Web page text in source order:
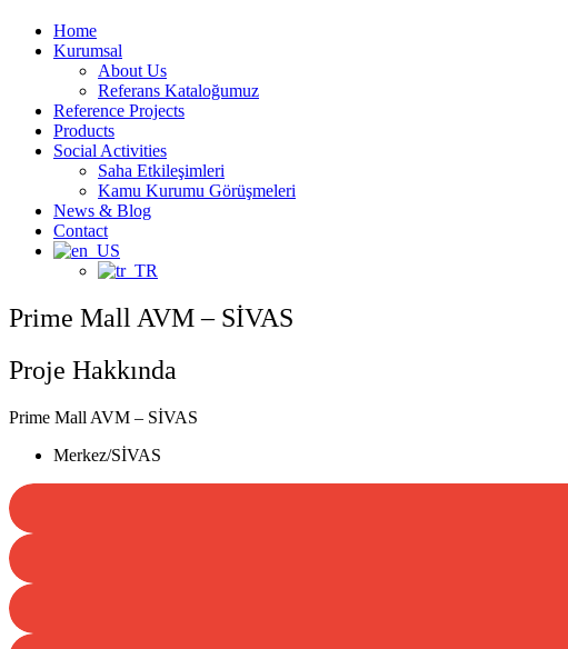
Home
Kurumsal
About Us
Referans Kataloğumuz
Reference Projects
Products
Social Activities
Saha Etkileşimleri
Kamu Kurumu Görüşmeleri
News & Blog
Contact
Prime Mall AVM – SİVAS
Proje Hakkında
Prime Mall AVM – SİVAS
Merkez/SİVAS